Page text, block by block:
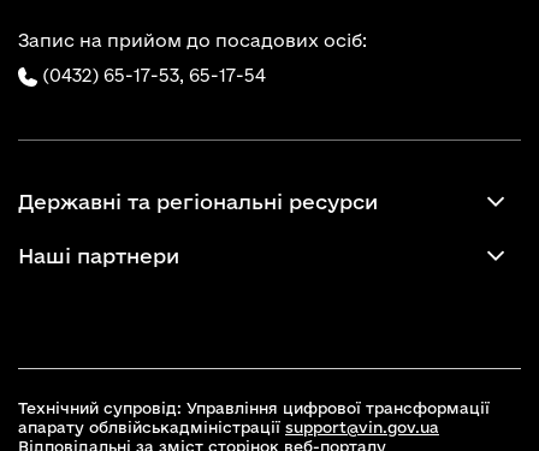
Запис на прийом до посадових осіб:
(0432) 65-17-53, 65-17-54
Державні та регіональні ресурси
Наші партнери
Технічний супровід: Управління цифрової трансформації
апарату облвійськадміністрації support@vin.gov.ua
Відповідальні за зміст сторінок веб-порталу